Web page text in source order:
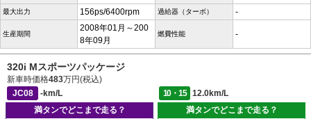
最大出力 156ps/6400rpm 過給器（ターボ） -
生産期間
2008年01月～200
8年09月
燃費性能 -
320i Mスポーツパッケージ
新車時価格483万円(税込)
JC08
-km/L 10・15
12.0km/L
満タンでどこまで走る？
満タンでどこまで走る？